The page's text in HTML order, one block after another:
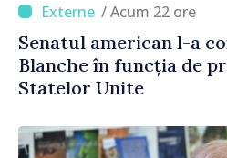
/ Acum 22 ore
Senatul american l-a
Blanche în funcția de
Statelor Unite